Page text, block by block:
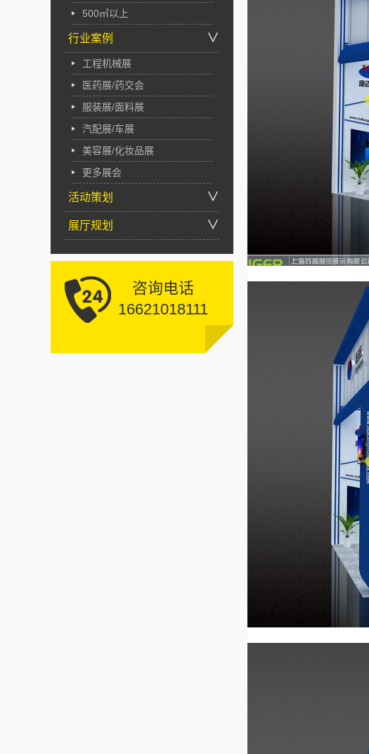
500㎡以上
∨
行业案例
工程机械展
医药展/药交会
服装展/面料展
汽配展/车展
美容展/化妆品展
更多展会
∨
活动策划
∨
展厅规划
咨询电话
16621018111